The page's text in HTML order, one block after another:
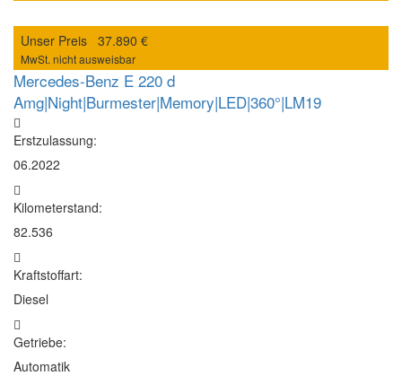
Unser Preis 37.890 €
MwSt. nicht ausweisbar
Mercedes-Benz E 220 d
Amg|Night|Burmester|Memory|LED|360°|LM19
Erstzulassung:
06.2022
Kilometerstand:
82.536
Kraftstoffart:
Diesel
Getriebe:
Automatik